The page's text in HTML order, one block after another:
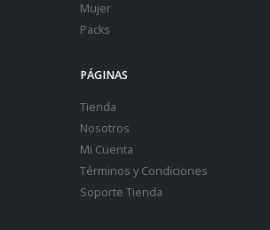
Mujer
Packs
PÁGINAS
Tienda
Nosotros
Mi Cuenta
Términos y Condiciones
Soporte Tienda